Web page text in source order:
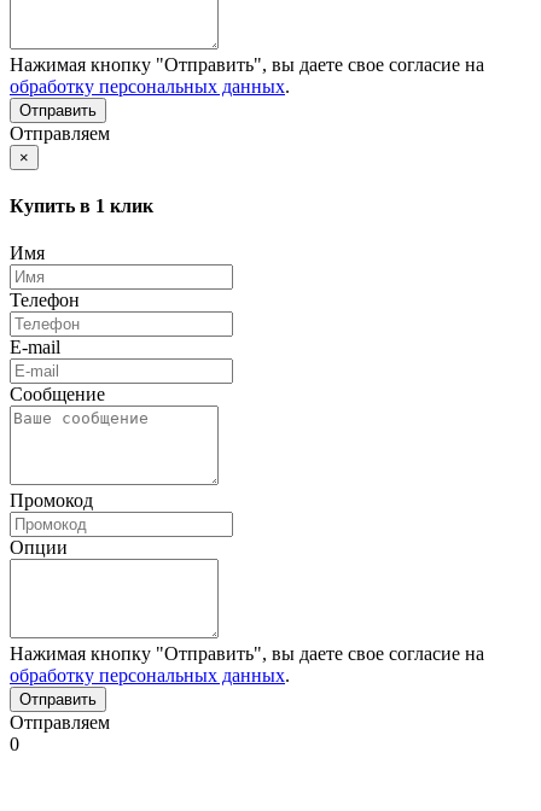
Нажимая кнопку "Отправить", вы даете свое согласие на
обработку персональных данных.
Отправляем
×
Купить в 1 клик
Имя
Телефон
E-mail
Сообщение
Промокод
Опции
Нажимая кнопку "Отправить", вы даете свое согласие на
обработку персональных данных.
Отправляем
0